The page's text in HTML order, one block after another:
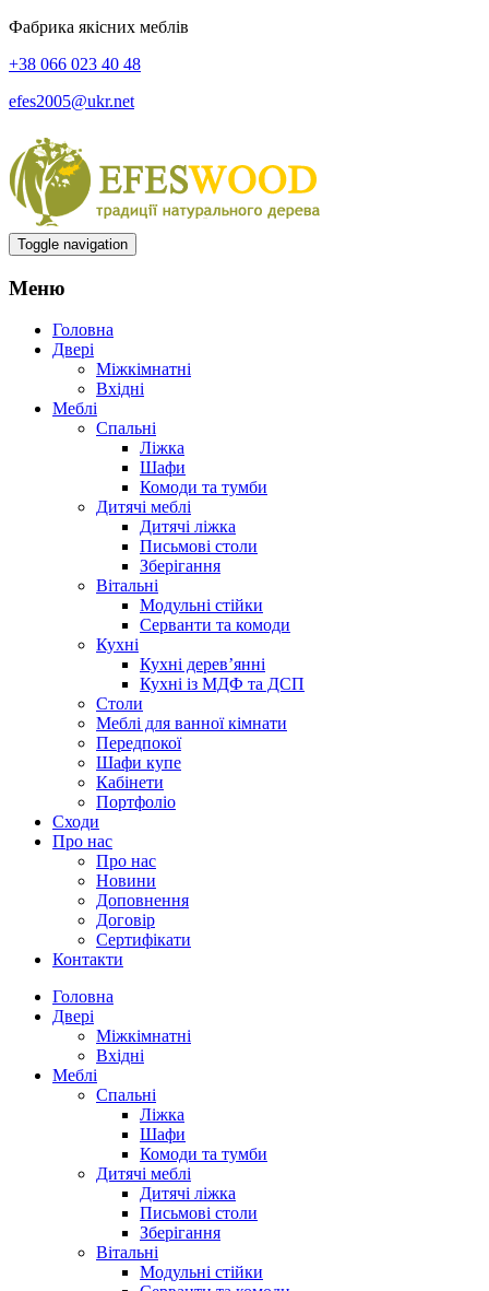
Фабрика якісних меблів
+38 066 023 40 48
efes2005@ukr.net
Toggle navigation
Меню
Головна
Двері
Міжкімнатні
Вхідні
Меблі
Спальні
Ліжка
Шафи
Комоди та тумби
Дитячі меблі
Дитячі ліжка
Письмові столи
Зберігання
Вітальні
Модульні стійки
Серванти та комоди
Кухні
Кухні дерев’янні
Кухні із МДФ та ДСП
Cтоли
Меблі для ванної кімнати
Передпокої
Шафи купе
Кабінети
Портфоліо
Сходи
Про нас
Про нас
Новини
Доповнення
Договір
Сертифікати
Контакти
Головна
Двері
Міжкімнатні
Вхідні
Меблі
Спальні
Ліжка
Шафи
Комоди та тумби
Дитячі меблі
Дитячі ліжка
Письмові столи
Зберігання
Вітальні
Модульні стійки